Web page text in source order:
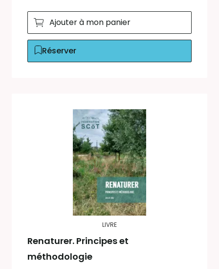
Ajouter à mon panier
Réserver
LIVRE
Renaturer. Principes et
méthodologie